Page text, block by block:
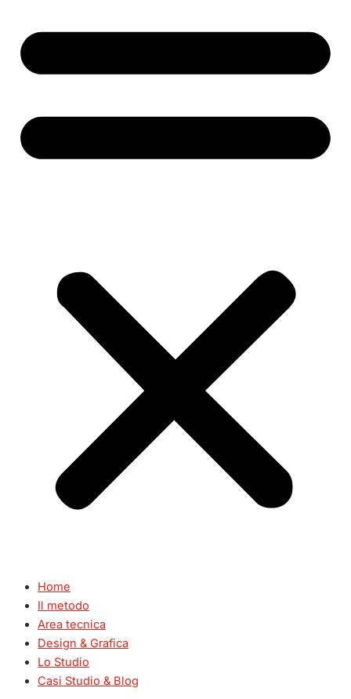
Home
Il metodo
Area tecnica
Design & Grafica
Lo Studio
Casi Studio & Blog